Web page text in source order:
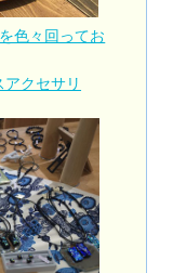
色々回ってお
アクセサリ